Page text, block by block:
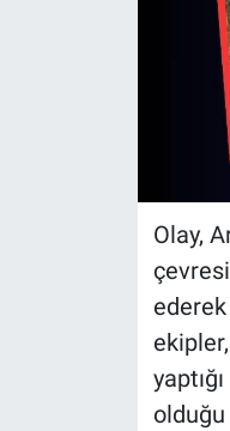
Olay,